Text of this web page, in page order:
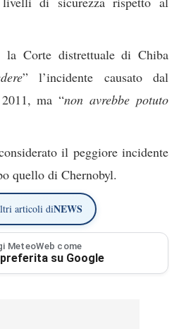
la Corte distrettuale di Chiba
” l’incidente causato dal
ma “non avrebbe potuto
il peggiore incidente
quello di Chernobyl.
articoli diNEWS
MeteoWeb come
su Google